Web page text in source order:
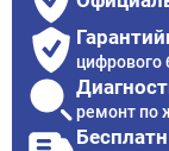
цифрового
ремонт по